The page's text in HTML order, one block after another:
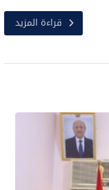
قراءة المزيد